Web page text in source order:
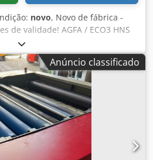
novo, Novo de fábrica -
de validade! AGFA / ECO3 HNS
m Largura: 35,5 cm,
600 BD Código: 4LGHF
com diversos image
e Avantra 25 / 30 Com diodo
- 670 nm
Anúncio classificado